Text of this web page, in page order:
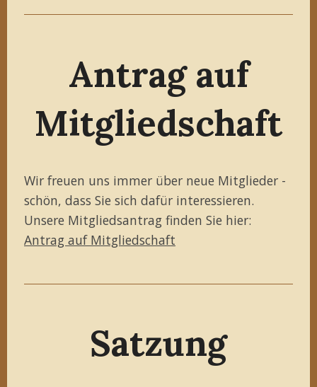
Antrag auf
Mitgliedschaft
Wir freuen uns immer über neue Mitglieder -
schön, dass Sie sich dafür interessieren.
Unsere Mitgliedsantrag finden Sie hier:
Antrag auf Mitgliedschaft
Satzung